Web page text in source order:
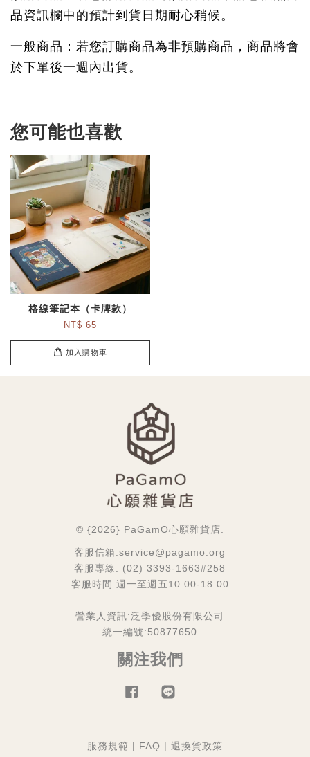
品資訊欄中的預計到貨日期耐心稍候。
一般商品：若您訂購商品為非預購商品，商品將會
於下單後一週內出貨。
您可能也喜歡
格線筆記本（卡牌款）
NT$ 65
加入購物車
© {2026} PaGamO心願雜貨店.
客服信箱:service@pagamo.org
客服專線: (02) 3393-1663#258
客服時間:週一至週五10:00-18:00
營業人資訊:泛學優股份有限公司
統一編號:50877650
關注我們
Facebook
服務規範 | FAQ | 退換貨政策